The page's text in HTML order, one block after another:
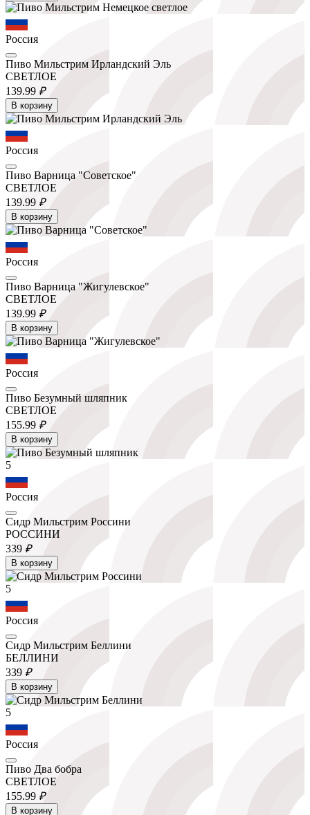
Россия
Пиво Мильстрим Ирландский Эль
СВЕТЛОЕ
139.99 ₽
В корзину
Россия
Пиво Варница "Советское"
СВЕТЛОЕ
139.99 ₽
В корзину
Россия
Пиво Варница "Жигулевское"
СВЕТЛОЕ
139.99 ₽
В корзину
Россия
Пиво Безумный шляпник
СВЕТЛОЕ
155.99 ₽
В корзину
5
Россия
Сидр Мильстрим Россини
РОССИНИ
339 ₽
В корзину
5
Россия
Сидр Мильстрим Беллини
БЕЛЛИНИ
339 ₽
В корзину
5
Россия
Пиво Два бобра
СВЕТЛОЕ
155.99 ₽
В корзину